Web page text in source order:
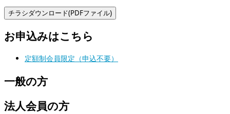
お申込みはこちら
定額制会員限定（申込不要）
一般の方
法人会員の方